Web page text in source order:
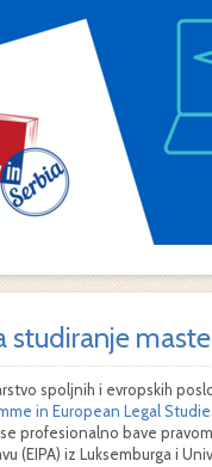
studiranje
spoljnih i evropskih
in European Legal
profesionalno bave
(EIPA) iz Luksemburga i